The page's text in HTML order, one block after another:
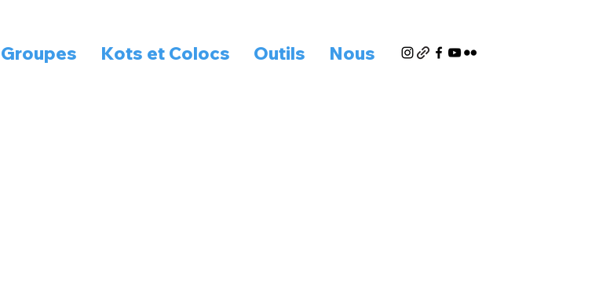
Groupes Kots et Colocs Outils Nous